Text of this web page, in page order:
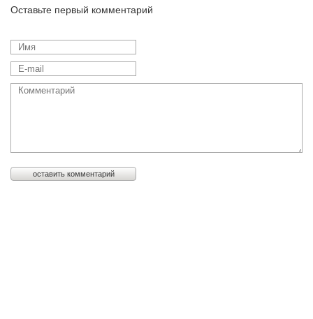
Оставьте первый комментарий